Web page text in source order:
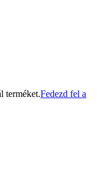
terméket.Fedezd fel a